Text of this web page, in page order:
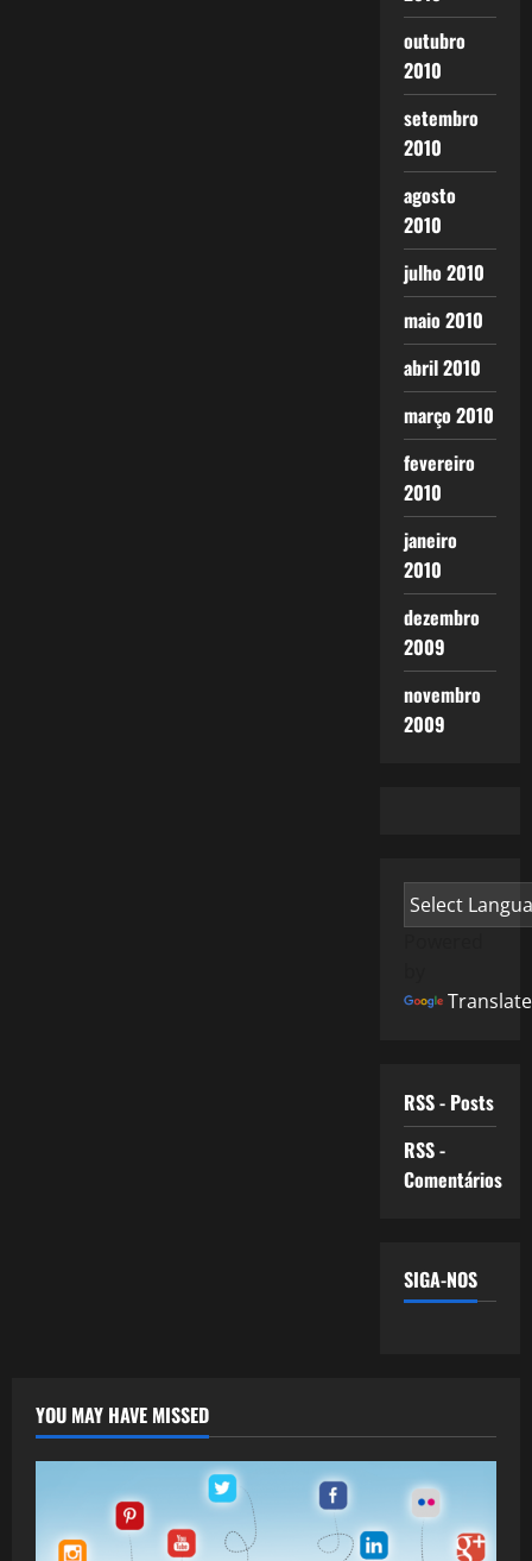
outubro
2010
setembro
2010
agosto
2010
julho 2010
maio 2010
abril 2010
março 2010
fevereiro
2010
janeiro
2010
dezembro
2009
novembro
2009
Translate
RSS - Posts
RSS -
Comentários
SIGA-NOS
YOU MAY HAVE MISSED